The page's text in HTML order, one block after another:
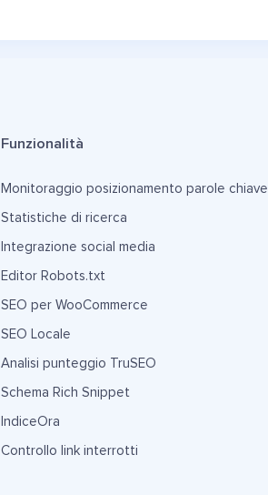
Funzionalità
Monitoraggio posizionamento parole chiave
Statistiche di ricerca
Integrazione social media
Editor Robots.txt
SEO per WooCommerce
SEO Locale
Analisi punteggio TruSEO
Schema Rich Snippet
IndiceOra
Controllo link interrotti